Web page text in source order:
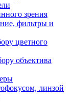
зрения
фильтры и
цветного
объектива
линзой